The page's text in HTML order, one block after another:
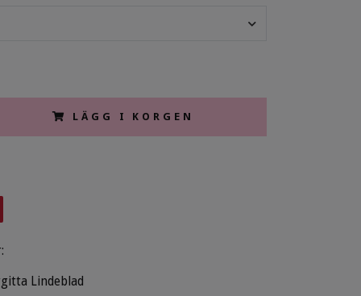
LÄGG I KORGEN
Lindeblad